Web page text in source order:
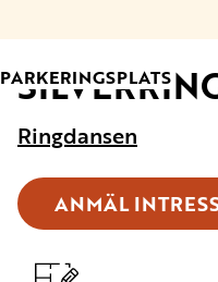
TYP:
PARKERINGSPLATS
Ringdansen
ANMÄL